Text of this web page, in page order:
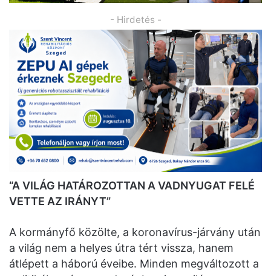
- Hirdetés -
“A VILÁG HATÁROZOTTAN A VADNYUGAT FELÉ
VETTE AZ IRÁNYT”
A kormányfő közölte, a koronavírus-járvány után
a világ nem a helyes útra tért vissza, hanem
átlépett a háború éveibe. Minden megváltozott a